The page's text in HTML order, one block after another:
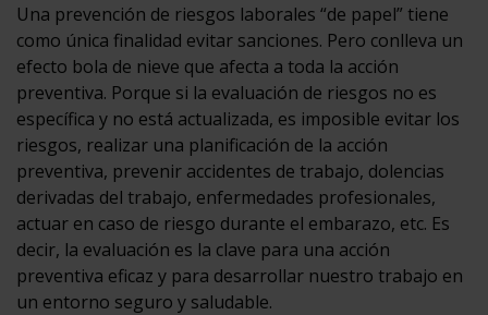
Una prevención de riesgos laborales “de papel” tiene
como única finalidad evitar sanciones. Pero conlleva un
efecto bola de nieve que afecta a toda la acción
preventiva. Porque si la evaluación de riesgos no es
específica y no está actualizada, es imposible evitar los
riesgos, realizar una planificación de la acción
preventiva, prevenir accidentes de trabajo, dolencias
derivadas del trabajo, enfermedades profesionales,
actuar en caso de riesgo durante el embarazo, etc. Es
decir, la evaluación es la clave para una acción
preventiva eficaz y para desarrollar nuestro trabajo en
un entorno seguro y saludable.